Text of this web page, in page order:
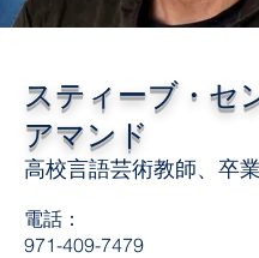
スティーブ・セ
アマンド
高校言語芸術教師、卒
電話：
971-409-7479